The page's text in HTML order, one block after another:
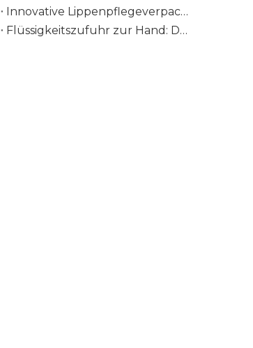
Innovative Lippenpflegeverpackungen, denen Sie vertrauen können
Flüssigkeitszufuhr zur Hand: Der vollständige Leitfaden für Handcremetuben